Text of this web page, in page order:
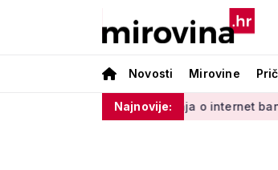
Novosti Mirovine
Najnovije:
Od učenja o internet bankarstvu do